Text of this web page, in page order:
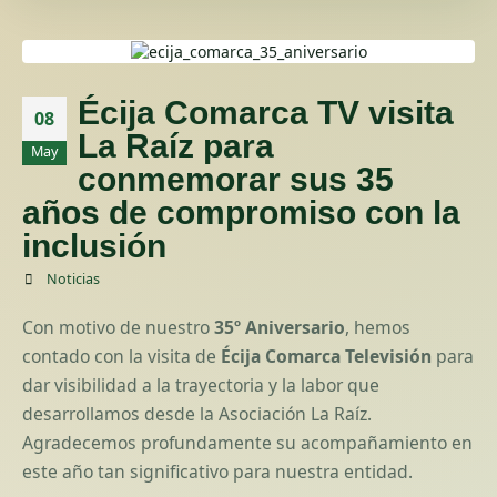
08
May
Écija Comarca TV visita
La Raíz para
conmemorar sus 35
años de compromiso con la
inclusión
Noticias
Con motivo de nuestro35º Aniversario, hemos
contado con la visita de Écija Comarca Televisión para
dar visibilidad a la trayectoria y la labor que
desarrollamos desde la Asociación La Raíz.
Agradecemos profundamente su acompañamiento en
este año tan significativo para nuestra entidad.